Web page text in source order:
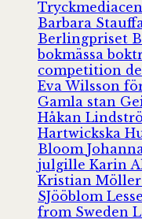
Barbara
Berlingpriset
bokmässa
competition
Eva Wilsson
Gamla stan
Håkan
Hartwickska
Bloom
julgille Karin
Kristian Möller
SJööblom
from Sweden